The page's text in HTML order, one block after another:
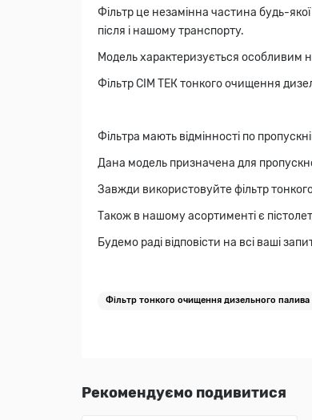
Фільтр це незамінна частина будь-
після і нашому транспорту.
Модель характеризується особливим
Фільтр СІМ ТЕК тонкого очищення
Фільтра мають відмінності по
Дана модель призначена для
Завжди використовуйте фільтр
Також в нашому асортименті є
Будемо раді відповісти на всі ваші
Фільтр тонкого очищення дизельного палива
Рекомендуємо подивитися